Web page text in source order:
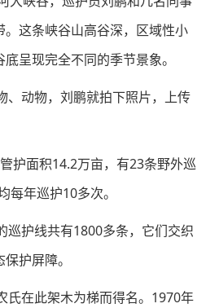
这条峡谷山高谷深，区域性小
呈现完全不同的季节景象。
动物，刘鹏就拍下照片，上传
面积14.2万亩，有23条野外巡
每年巡护10多次。
护线共有1800多条，它们交织
护屏障。
在此架木为梯而得名。1970年